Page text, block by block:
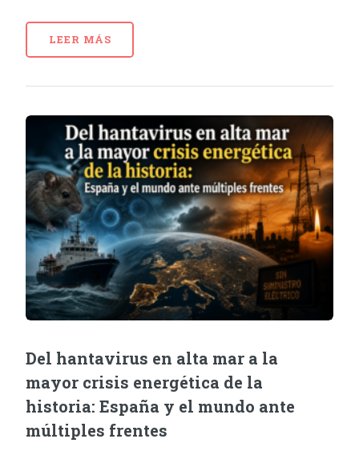
LEER MÁS
Del hantavirus en alta mar a la
mayor crisis energética de la
historia: España y el mundo ante
múltiples frentes